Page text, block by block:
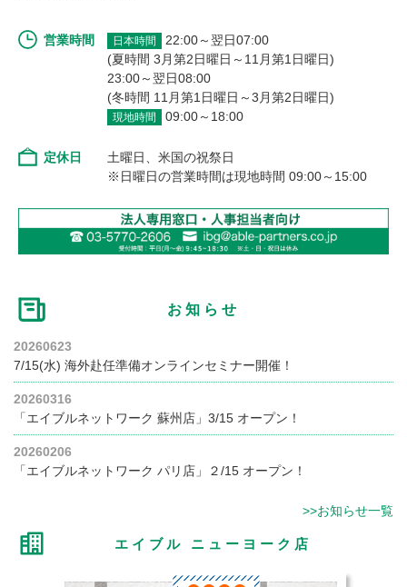
営業時間 日本時間
22:00～翌日07:00
(夏時間 3月第2日曜日～11月第1日曜日)
23:00～翌日08:00
(冬時間 11月第1日曜日～3月第2日曜日)
現地時間 09:00～18:00
定休日
土曜日、米国の祝祭日
※日曜日の営業時間は現地時間 09:00～15:00
お知らせ
20260623
7/15(水) 海外赴任準備オンラインセミナー開催！
20260316
「エイブルネットワーク 蘇州店」3/15 オープン！
20260206
「エイブルネットワーク パリ店」２/15 オープン！
>>お知らせ一覧
エイブル ニューヨーク店